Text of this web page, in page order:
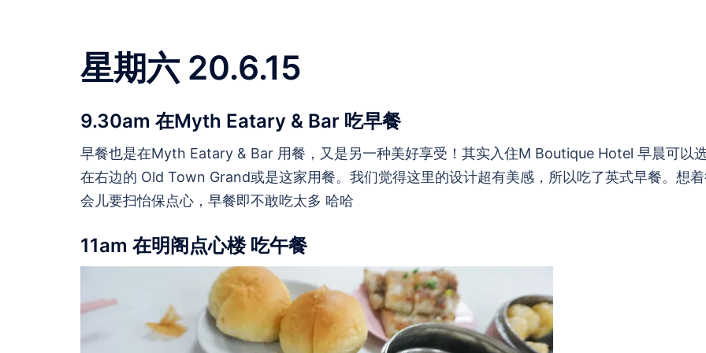
星期六 20.6.15
9.30am 在Myth Eatary & Bar 吃早餐
早餐也是在Myth Eatary & Bar 用餐，又是另一种美好享受！其实入住M Boutique Hotel 早晨可以
在右边的 Old Town Grand或是这家用餐。我们觉得这里的设计超有美感，所以吃了英式早餐。想
会儿要扫怡保点心，早餐即不敢吃太多 哈哈
11am 在明阁点心楼 吃午餐